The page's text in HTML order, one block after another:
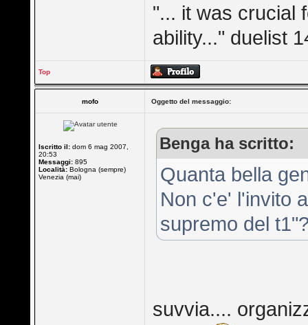
"... it was crucial
ability..." duelist
Top
mofo Oggetto del messaggio:
Iscritto il: dom 6 mag 2007,
20:53
Messaggi: 895
Località: Bologna (sempre)
Venezia (mai)
Benga ha scritto:
Quanta bella
Non c'e' l'invito
supremo del
suvvia....